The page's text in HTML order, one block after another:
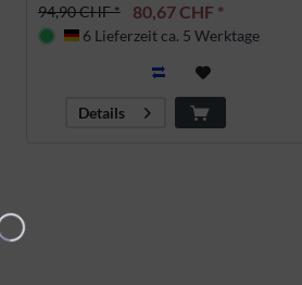
94,90 CHF * 80,67 CHF *
Deutschland
6 Lieferzeit ca. 5 Werktage
Details